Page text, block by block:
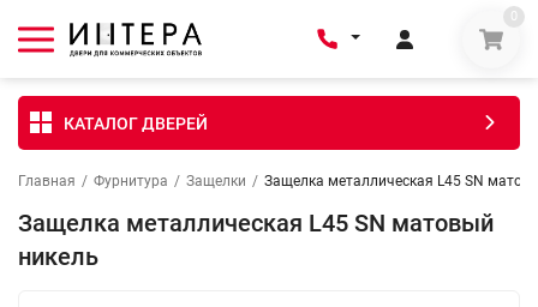
0
КАТАЛОГ ДВЕРЕЙ
Главная / Фурнитура / Защелки / Защелка металлическая L45 SN
Защелка металлическая L45 SN матовый
никель